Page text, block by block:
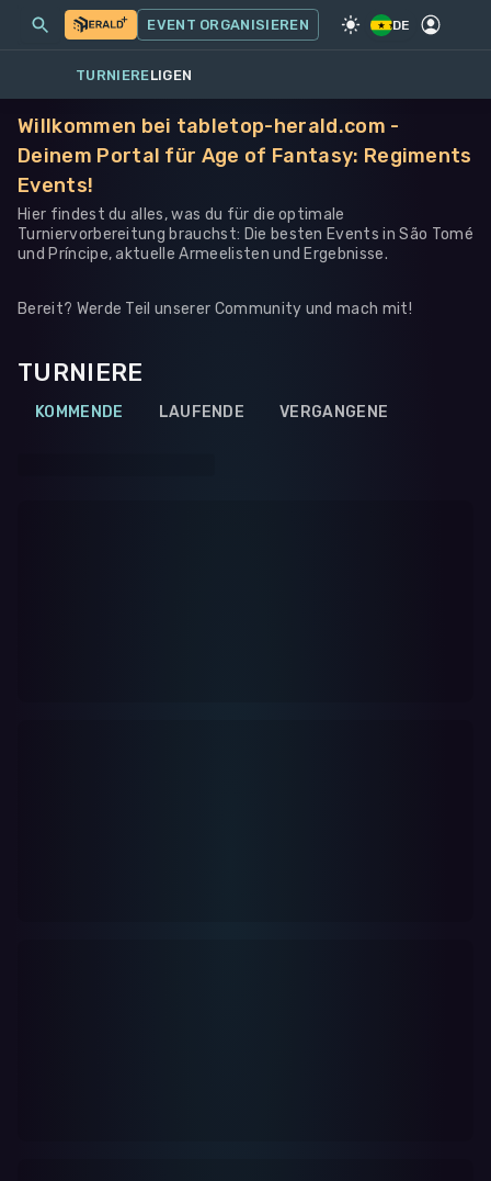
SPIEL·WARHAMMER 40K
MEINE EVENTS MEHR
EVENT ORGANISIEREN DE
TURNIERELIGEN
Willkommen bei tabletop-herald.com -
Deinem Portal für Age of Fantasy: Regiments
Events!
Hier findest du alles, was du für die optimale
Turniervorbereitung brauchst: Die besten Events in São Tomé
und Príncipe, aktuelle Armeelisten und Ergebnisse.
Bereit? Werde Teil unserer Community und mach mit!
TURNIERE
KOMMENDE LAUFENDE VERGANGENE